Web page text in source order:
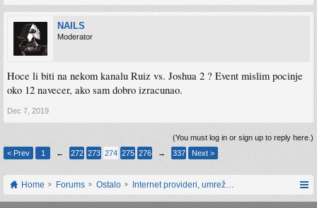
NAILS
Moderator
Hoce li biti na nekom kanalu Ruiz vs. Joshua 2 ? Event mislim pocinje
oko 12 navecer, ako sam dobro izracunao.
Dec 7, 2019
(You must log in or sign up to reply here.)
< Prev
1 ← 272 273 274 275 276 → 337 Next >
Home Forums Ostalo Internet provideri, umrežavanje i web servisi